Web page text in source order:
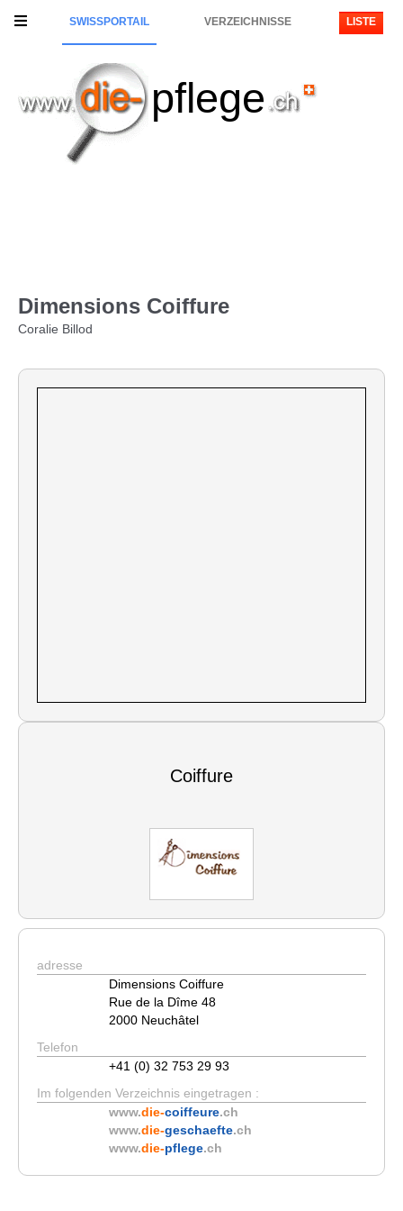
SWISSPORTAIL VERZEICHNISSE LISTE
pflege
Dimensions Coiffure
Coralie Billod
Coiffure
adresse
Dimensions Coiffure
Rue de la Dîme 48
2000 Neuchâtel
Telefon
+41 (0) 32 753 29 93
Im folgenden Verzeichnis eingetragen :
www.die-coiffeure.ch
www.die-geschaefte.ch
www.die-pflege.ch